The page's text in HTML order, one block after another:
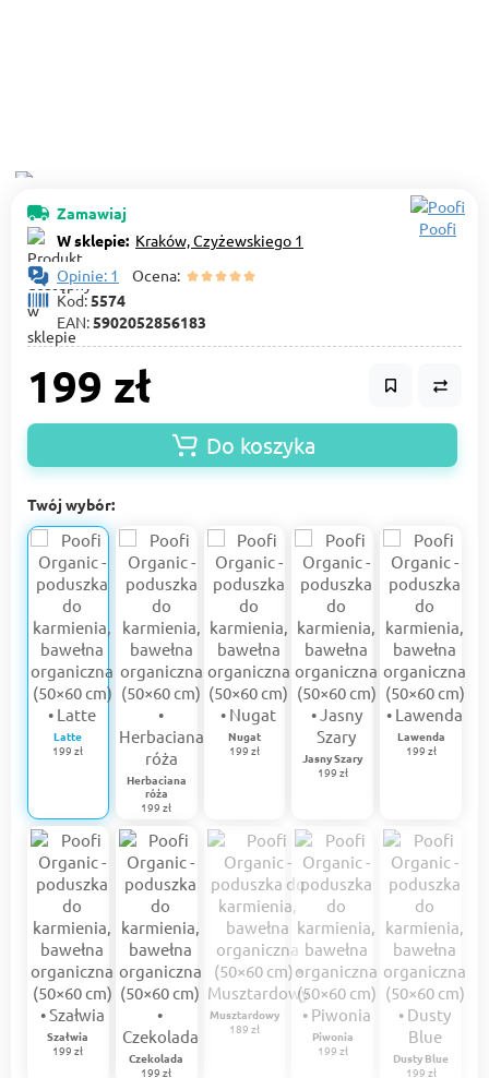
Zamawiaj
W sklepie: Kraków, Czyżewskiego 1
Opinie: 1
Ocena:
Kod:5574
EAN:5902052856183
Poofi
199 zł
Do koszyka
Twój wybór:
Latte
199 zł
Musztardowy
189 zł
Piwonia
199 zł
Herbaciana
róża
199 zł
Nugat
199 zł
Dusty Blue
199 zł
Jasny Szary
199 zł
Lawenda
199 zł
Szałwia
199 zł
Czekolada
199 zł